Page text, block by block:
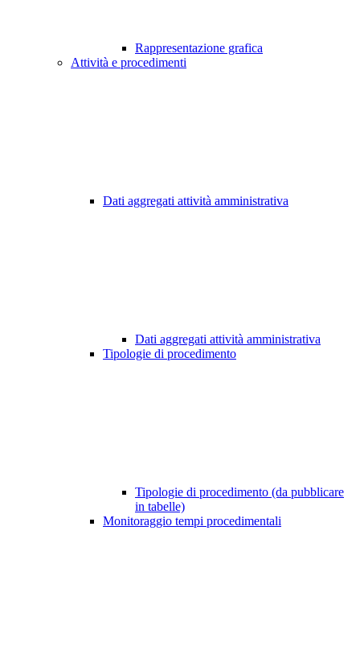
Rappresentazione grafica
Attività e procedimenti
Dati aggregati attività amministrativa
Dati aggregati attività amministrativa
Tipologie di procedimento
Tipologie di procedimento (da pubblicare
in tabelle)
Monitoraggio tempi procedimentali